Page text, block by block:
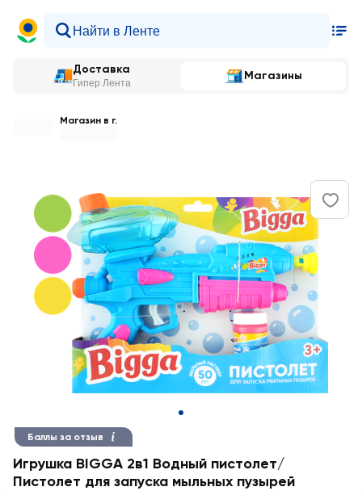
Доставка
Гипер Лента
Магазины
Магазин в г.
Баллы за отзыв
Игрушка BIGGA 2в1 Водный пистолет/
Пистолет для запуска мыльных пузырей